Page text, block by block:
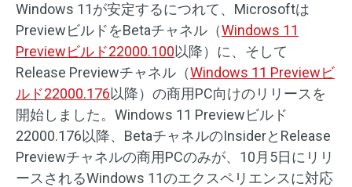
Windows 11が安定するにつれて、Microsoftは
PreviewビルドをBetaチャネル（Windows 11
Previewビルド22000.100以降）に、そして
Release Previewチャネル（Windows 11 Previewビ
ルド22000.176以降）の商用PC向けのリリースを
開始しました。Windows 11 Previewビルド
22000.176以降、BetaチャネルのInsiderとRelease
Previewチャネルの商用PCのみが、10月5日にリリ
ースされるWindows 11のエクスペリエンスに対応